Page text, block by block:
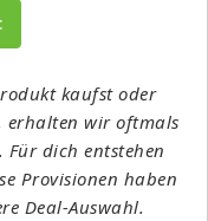
kaufst oder
erhalten wir oftmals
dich entstehen
Provisionen haben
Deal-Auswahl.